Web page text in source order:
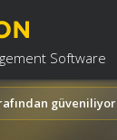
Software
güveniliyor